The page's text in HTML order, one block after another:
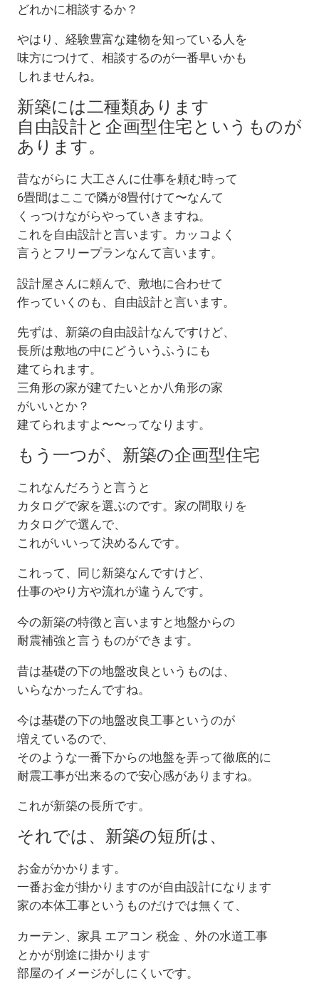
どれかに相談するか？
やはり、経験豊富な建物を知っている人を
味方につけて、相談するのが一番早いかも
しれませんね。
新築には二種類あります
自 由設計と企画型住宅というものが
あります。
昔ながらに 大工さんに仕事を頼む時って
6畳間はここで隣が8畳付けて〜なんて
くっつけながらやっていきますね。
これを自由設計と言います。カッコよく
言うとフリープランなんて言います。
設計屋さんに頼んで、敷地に合わせて
作っていくのも、自由設計と言います。
先ずは、新築の自由設計なんですけど、
長所は敷地の中にどういうふうにも
建てられます。
三角形の家が建てたいとか八角形の家
がいいとか？
建てられますよ〜〜ってなります。
もう一つが、新築の企画型住宅
これなんだろうと言うと
カタログで家を選ぶのです。家の間取りを
カタログで選んで、
これがいいって決めるんです。
これって、同じ新築なんですけど、
仕事のやり方や流れが違うんです。
今の新築の特徴と言いますと地盤からの
耐震補強と言うものができます。
昔は基礎の下の地盤改良というものは、
いらなかったんですね。
今は基礎の下の地盤改良工事というのが
増えているので、
そのような一番下からの地盤を弄って徹底的に
耐震工事が出来るので安心感がありますね。
これが新築の長所です。
それでは、新築の短所は、
お金がかかります。
一番お金が掛かりますのが自由設計になります
家の本体工事というものだけでは無くて、
カーテン、家具 エアコン 税金 、外の水道工事
とかが別途に掛かります
部屋のイメージがしにくいです。